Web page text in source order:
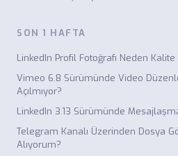
SON 1 HAFTA
LinkedIn Profil Fotoğrafı Neden
Vimeo 6.8 Sürümünde Video
Açılmıyor?
LinkedIn 3.13 Sürümünde
Telegram Kanalı Üzerinden Dosya
Alıyorum?